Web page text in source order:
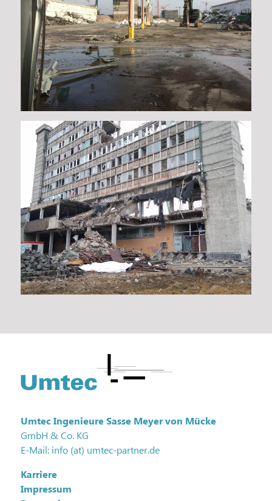
Umtec Ingenieure Sasse Meyer von Mücke
GmbH & Co. KG
E-Mail: info (at) umtec-partner.de
Karriere
Impressum